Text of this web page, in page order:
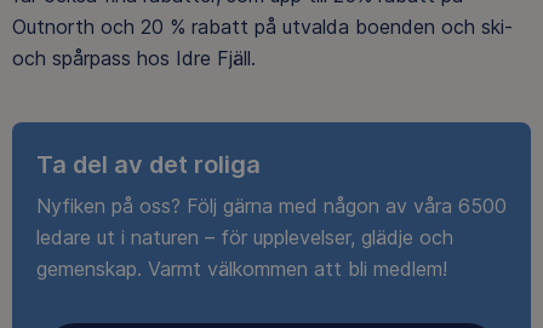
Outnorth och 20 % rabatt på utvalda boenden och ski-
och spårpass hos Idre Fjäll.
Ta del av det roliga
Nyfiken på oss? Följ gärna med någon av våra 6500
ledare ut i naturen – för upplevelser, glädje och
gemenskap. Varmt välkommen att bli medlem!